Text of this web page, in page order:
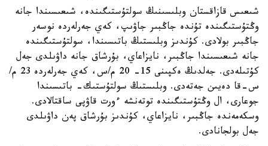
شىعىس قازاقستان وبلىسىنىڭ سولتۇستىگىندە، شىعىسىندا جانە
وڭتۇستىگىندە تۇندە جاڭبىر جاۋىپ، كەي جەرلەردە نوسەر
جاڭبىر بولادى. كۇندىز وبلىستىڭ باتىسىندا، سولتۇستىگىندە
جانە شىعىسىندا جاڭبىر، نايزاعاي، بۇرشاق جانە داۋىلدى جەل
كۇتىلەدى. جەلدىڭ ەكپىنى 15- 20 م/س، كەي جەرلەردە 23 م/
س-قا دەيىن جەتەدى. وبلىستىڭ سولتۇستىك- باتىسىندا
جوعارى، ال وڭتۇستىگىندە توتەنشە ءورت قاۋپى ساقتالادى.
وسكەمەندە جاڭبىر، نايزاعاي، كۇندىز بۇرشاق پەن داۋىلدى
جەل بولجانادى.